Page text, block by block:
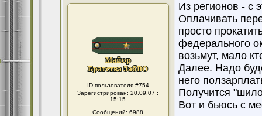
.
ID пользователя #754
Зарегистрирован: 20.09.07 :
15:15
Сообщений: 6988
Из регионов - с
Оплачивать
просто
федерального
возьмут, мало
Далее. Надо
него
Получится
Вот и бьюсь с